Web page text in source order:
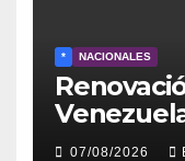
* NACIONALES
07/08/2026